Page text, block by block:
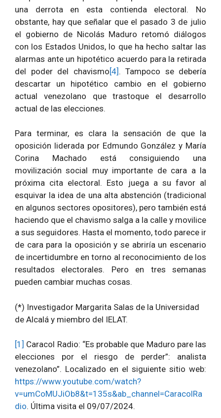
una derrota en esta contienda electoral. No
obstante, hay que señalar que el pasado 3 de julio
el gobierno de Nicolás Maduro retomó diálogos
con los Estados Unidos, lo que ha hecho saltar las
alarmas ante un hipotético acuerdo para la retirada
del poder del chavismo[4] . Tampoco se debería
descartar un hipotético cambio en el gobierno
actual venezolano que trastoque el desarrollo
actual de las elecciones.
Para terminar, es clara la sensación de que la
oposición liderada por Edmundo González y María
Corina Machado está consiguiendo una
movilización social muy importante de cara a la
próxima cita electoral. Esto juega a su favor al
esquivar la idea de una alta abstención (tradicional
en algunos sectores opositores), pero también está
haciendo que el chavismo salga a la calle y movilice
a sus seguidores. Hasta el momento, todo parece ir
de cara para la oposición y se abriría un escenario
de incertidumbre en torno al reconocimiento de los
resultados electorales. Pero en tres semanas
pueden cambiar muchas cosas.
(*) Investigador Margarita Salas de la Universidad
de Alcalá y miembro del IELAT.
[1] Caracol Radio: “Es probable que Maduro pare las
elecciones por el riesgo de perder”: analista
venezolano”. Localizado en el siguiente sitio web:
https://www.youtube.com/watch?
v=umCoMUJiOb8&t=135s&ab_channel=CaracolRa
dio. Última visita el 09/07/2024.